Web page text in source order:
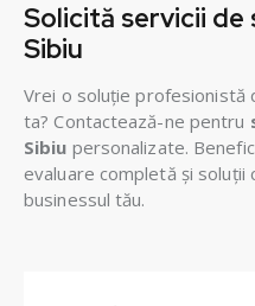
Solicită servicii
Sibiu
Vrei o soluție profesionistă
ta? Contactează-ne pentru
Sibiu personalizate.
evaluare completă și soluții
businessul tău.